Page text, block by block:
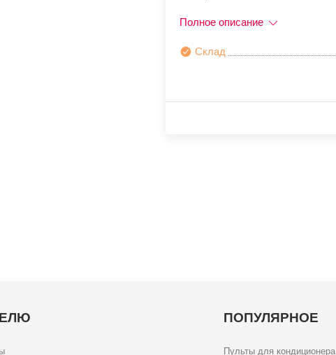
Полное описание
Склад
ПОПУЛЯРНОЕ
Пульты для кондиционера